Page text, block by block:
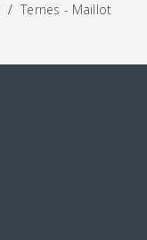
Ternes - Maillot